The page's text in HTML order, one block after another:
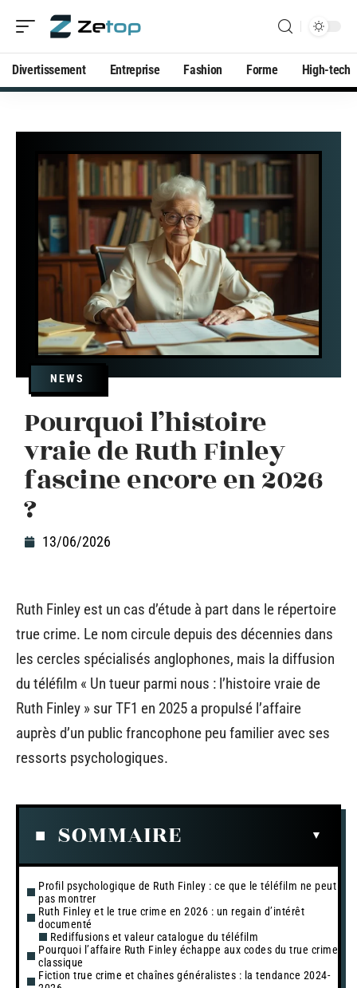
Divertissement Entreprise Fashion Forme High-tech
NEWS
Pourquoi l’histoire
vraie de Ruth Finley
fascine encore en 2026
?
13/06/2026
Ruth Finley est un cas d’étude à part dans le répertoire
true crime. Le nom circule depuis des décennies dans
les cercles spécialisés anglophones, mais la diffusion
du téléfilm « Un tueur parmi nous : l’histoire vraie de
Ruth Finley » sur TF1 en 2025 a propulsé l’affaire
auprès d’un public francophone peu familier avec ses
ressorts psychologiques.
SOMMAIRE
Profil psychologique de Ruth Finley : ce que le téléfilm ne peut
pas montrer
Ruth Finley et le true crime en 2026 : un regain d’intérêt
documenté
Rediffusions et valeur catalogue du téléfilm
Pourquoi l’affaire Ruth Finley échappe aux codes du true crime
classique
Fiction true crime et chaînes généralistes : la tendance 2024-